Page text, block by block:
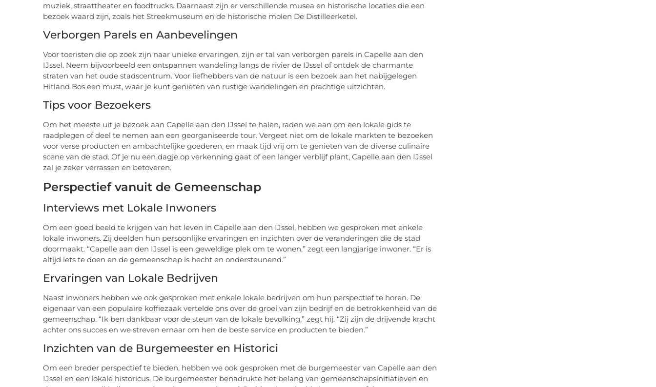
muziek, straattheater en foodtrucks. Daarnaast zijn er verschillende musea en historische locaties die een
bezoek waard zijn, zoals het Streekmuseum en de historische molen De Distilleerketel.
Verborgen Parels en Aanbevelingen
Voor toeristen die op zoek zijn naar unieke ervaringen, zijn er tal van verborgen parels in Capelle aan den
IJssel. Neem bijvoorbeeld een ontspannen wandeling langs de rivier de IJssel of ontdek de charmante
straten van het oude stadscentrum. Voor liefhebbers van de natuur is een bezoek aan het nabijgelegen
Hitland Bos een must, waar je kunt genieten van rustige wandelingen en prachtige uitzichten.
Tips voor Bezoekers
Om het meeste uit je bezoek aan Capelle aan den IJssel te halen, raden we aan om een lokale gids te
raadplegen of deel te nemen aan een georganiseerde tour. Vergeet niet om de lokale markten te bezoeken
voor verse producten en ambachtelijke goederen, en maak tijd vrij om te genieten van de diverse culinaire
scene van de stad. Of je nu een dagje op verkenning gaat of een langer verblijf plant, Capelle aan den IJssel
zal je zeker verrassen en betoveren.
Perspectief vanuit de Gemeenschap
Interviews met Lokale Inwoners
Om een goed beeld te krijgen van het leven in Capelle aan den IJssel, hebben we gesproken met enkele
lokale inwoners. Zij deelden hun persoonlijke ervaringen en inzichten over de veranderingen die de stad
doormaakt. “Capelle aan den IJssel is een geweldige plek om te wonen,” zegt een langjarige inwoner. “Er is
altijd iets te doen en de gemeenschap is hecht en ondersteunend.”
Ervaringen van Lokale Bedrijven
Naast inwoners hebben we ook gesproken met enkele lokale bedrijven om hun perspectief te horen. De
eigenaar van een populaire koffiezaak vertelde ons over de groei van zijn bedrijf en de betrokkenheid van de
gemeenschap. “Ik ben dankbaar voor de steun van de lokale bevolking,” zegt hij. “Zij zijn de drijvende kracht
achter ons succes en we streven ernaar om hen de beste service en producten te bieden.”
Inzichten van de Burgemeester en Historici
Om een breder perspectief te bieden, hebben we ook gesproken met de burgemeester van Capelle aan den
IJssel en een lokale historicus. De burgemeester benadrukte het belang van gemeenschapsinitiatieven en